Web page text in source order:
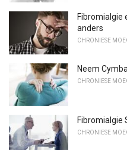
Fibromialgie
anders
CHRONIESE
Neem
CHRONIESE
Fibromialgie
CHRONIESE